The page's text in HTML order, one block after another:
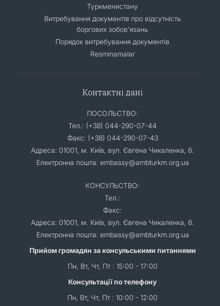
Туркменистану
Витребування документів про відсутність
боргових зобов'язань
Порядок витребування документів
Resminamalar
Контактні дані
ПОСОЛЬСТВО:
Тел.: (+38) 044-290-07-44
Факс: (+38) 044-290-07-43
Адреса: 01001, м. Київ, вул. Євгена Чикаленка, 6.
Електронна пошта: embassy@ambturkm.org.ua
КОНСУЛЬСТВО:
Тел.:
Факс:
Адреса: 01001, м. Київ, вул. Євгена Чикаленка, 6.
Електронна пошта: embassy@ambturkm.org.ua
Прийом громадян за консульськими питаннями
Пн, Вт, Чт, Пт : 15:00 - 17:00
Консультації по телефону
Пн, Вт, Чт, Пт : 10:00 - 12:00